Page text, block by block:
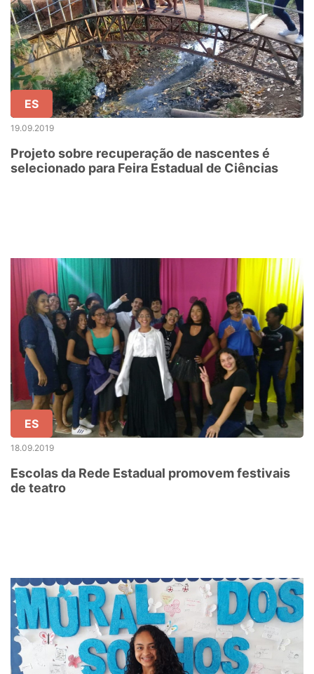
ES
19.09.2019
Projeto sobre recuperação de nascentes é
selecionado para Feira Estadual de Ciências
ES
18.09.2019
Escolas da Rede Estadual promovem festivais
de teatro